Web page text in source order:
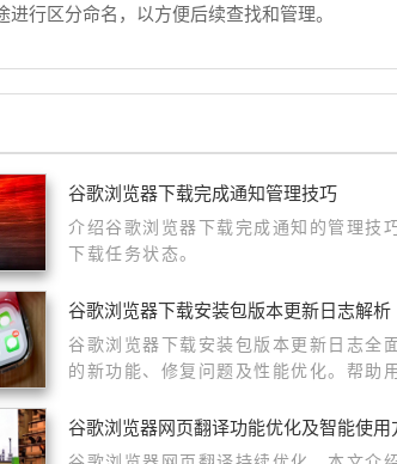
行区分命名，以方便后续查找和管理。
谷歌浏览器下载完成通知管理技巧
介绍谷歌浏览器下载完成通知的管理技
下载任务状态。
谷歌浏览器下载安装包版本更新日志解析
谷歌浏览器下载安装包版本更新日志全
的新功能、修复问题及性能优化。帮助
谷歌浏览器网页翻译功能优化及智能使用